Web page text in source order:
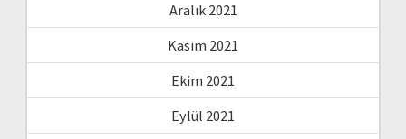
Aralık 2021
Kasım 2021
Ekim 2021
Eylül 2021